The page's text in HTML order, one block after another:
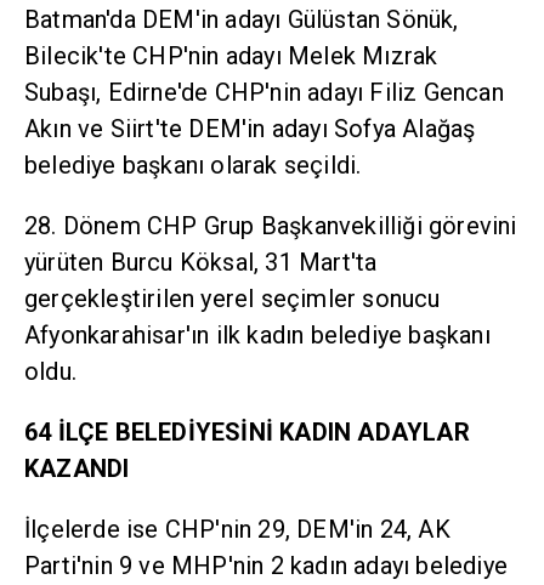
Batman'da DEM'in adayı Gülüstan Sönük,
Bilecik'te CHP'nin adayı Melek Mızrak
Subaşı, Edirne'de CHP'nin adayı Filiz Gencan
Akın ve Siirt'te DEM'in adayı Sofya Alağaş
belediye başkanı olarak seçildi.
28. Dönem CHP Grup Başkanvekilliği görevini
yürüten Burcu Köksal, 31 Mart'ta
gerçekleştirilen yerel seçimler sonucu
Afyonkarahisar'ın ilk kadın belediye başkanı
oldu.
64 İLÇE BELEDİYESİNİ KADIN ADAYLAR
KAZANDI
İlçelerde ise CHP'nin 29, DEM'in 24, AK
Parti'nin 9 ve MHP'nin 2 kadın adayı belediye